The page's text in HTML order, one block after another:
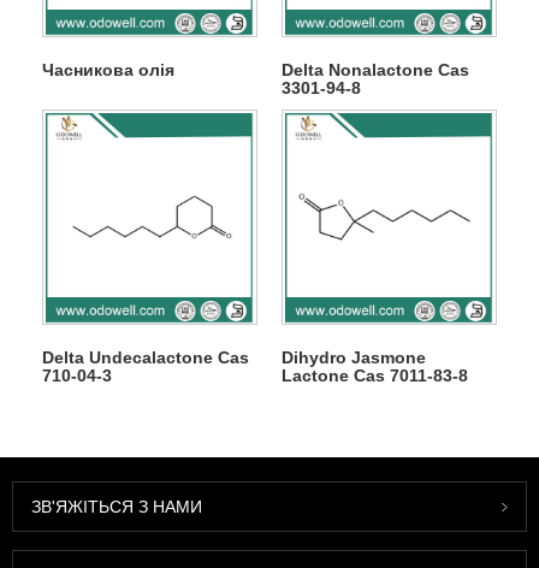
Часникова олія
Delta Nonalactone Cas
3301-94-8
Delta Undecalactone Cas
710-04-3
Dihydro Jasmone
Lactone Cas 7011-83-8
ЗВ'ЯЖІТЬСЯ З НАМИ